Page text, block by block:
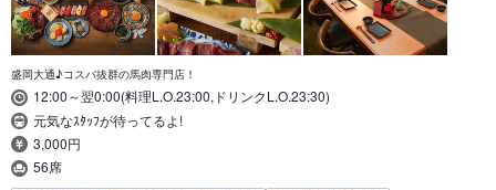
盛岡大通♪コスパ抜群の馬肉専門店！
12:00～翌0:00(料理L.O.23:00,ドリンクL.O.23:30)
元気なｽﾀｯﾌが待ってるよ!
3,000円
56席